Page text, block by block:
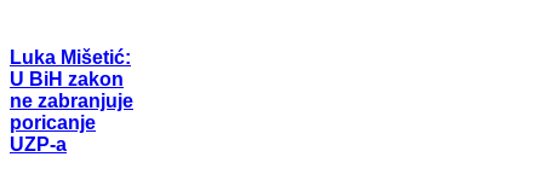
Luka Mišetić:
U BiH zakon
ne zabranjuje
poricanje
UZP-a